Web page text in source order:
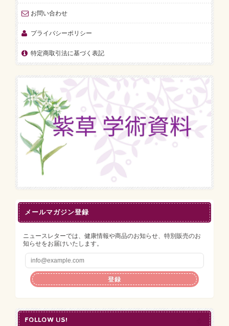
お問い合わせ
プライバシーポリシー
特定商取引法に基づく表記
メールマガジン登録
ニュースレターでは、健康情報や商品のお知らせ、特別販売のお
知らせをお届けいたします。
登録
FOLLOW US!